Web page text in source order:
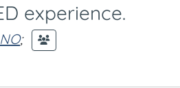
experience.
;